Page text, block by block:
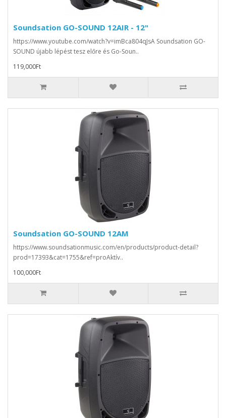
Soundsation GO-SOUND 12AIR - 12"
https://www.youtube.com/watch?v=imBca804qJsA Soundsation GO-
SOUND újabb lépést tesz előre és Go-Soun..
119,000Ft
Soundsation GO-SOUND 12AM
https://www.soundsationmusic.com/en/products/product-detail?
prod=17393&cat=1755&ref=proAktív..
100,000Ft